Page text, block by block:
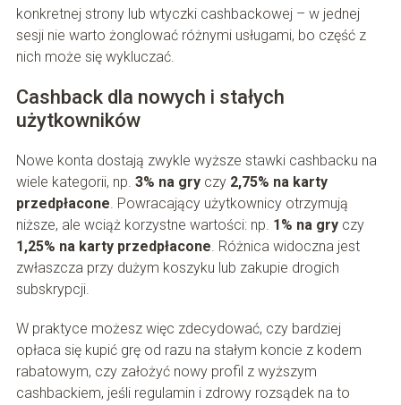
konkretnej strony lub wtyczki cashbackowej – w jednej
sesji nie warto żonglować różnymi usługami, bo część z
nich może się wykluczać.
Cashback dla nowych i stałych
użytkowników
Nowe konta dostają zwykle wyższe stawki cashbacku na
wiele kategorii, np. 3% na gryczy 2,75% na karty
przedpłacone. Powracający użytkownicy otrzymują
niższe, ale wciąż korzystne wartości: np. 1% na gryczy
1,25% na karty przedpłacone. Różnica widoczna jest
zwłaszcza przy dużym koszyku lub zakupie drogich
subskrypcji.
W praktyce możesz więc zdecydować, czy bardziej
opłaca się kupić grę od razu na stałym koncie z kodem
rabatowym, czy założyć nowy profil z wyższym
cashbackiem, jeśli regulamin i zdrowy rozsądek na to